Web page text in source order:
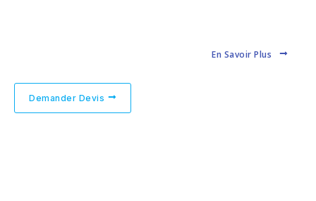
En Savoir Plus
Demander Devis